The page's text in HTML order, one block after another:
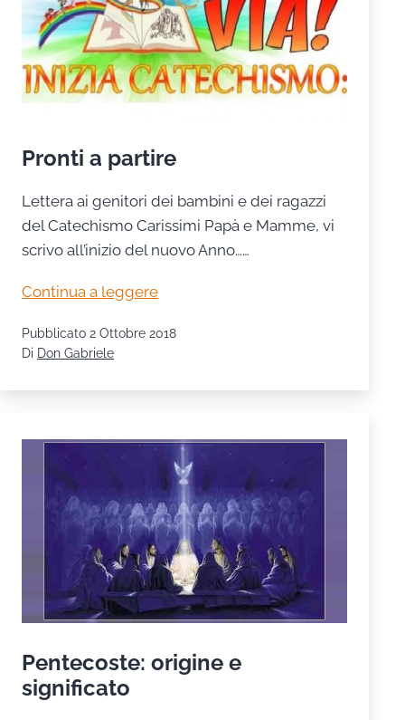
Pronti a partire
Lettera ai genitori dei bambini e dei ragazzi
del Catechismo Carissimi Papà e Mamme, vi
scrivo all’inizio del nuovo Anno……
Continua a leggerePronti
partire
Pubblicato 2 Ottobre 2018
Di Don Gabriele
Pentecoste: origine e
significato